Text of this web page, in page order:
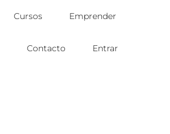
Cursos Emprender
Contacto Entrar